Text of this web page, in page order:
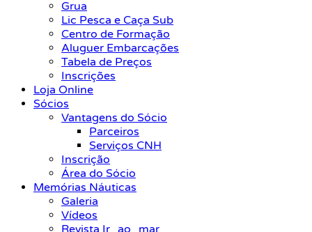
Grua
Lic Pesca e Caça Sub
Centro de Formação
Aluguer Embarcações
Tabela de Preços
Inscrições
Loja Online
Sócios
Vantagens do Sócio
Parceiros
Serviços CNH
Inscrição
Área do Sócio
Memórias Náuticas
Galeria
Vídeos
Revista Ir_ao_mar